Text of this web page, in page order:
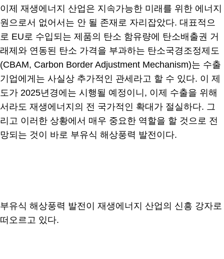
이제 재생에너지 산업은 지속가능한 미래를 위한 에너지
원으로서 없어서는 안 될 존재로 자리잡았다. 대표적으
로 EU로 수입되는 제품의 탄소 함유량에 탄소배출권 거
래제와 연동된 탄소 가격을 부과하는 탄소국경조정제도
(CBAM, Carbon Border Adjustment Mechanism)는 수출
기업에게는 사실상 추가적인 관세라고 할 수 있다. 이 제
도가 2025년경에는 시행될 예정이니, 이제 수출을 위해
서라도 재생에너지의 전 국가적인 확대가 절실하다. 그
리고 이러한 상황에서 매우 중요한 역할을 할 것으로 전
망되는 것이 바로 부유식 해상풍력 발전이다.
부유식 해상풍력 발전이 재생에너지 산업의 신흥 강자로
떠오르고 있다.